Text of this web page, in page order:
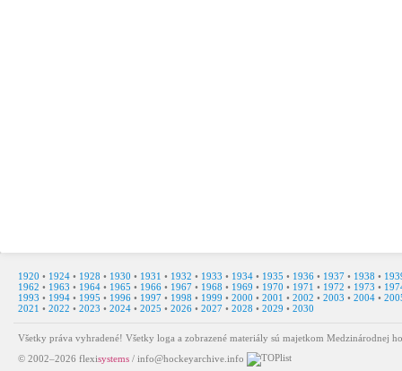
1920 • 1924 • 1928 • 1930 • 1931 • 1932 • 1933 • 1934 • 1935 • 1936 • 1937 • 1938 •
1962 • 1963 • 1964 • 1965 • 1966 • 1967 • 1968 • 1969 • 1970 • 1971 • 1972 • 1973 •
1993 • 1994 • 1995 • 1996 • 1997 • 1998 • 1999 • 2000 • 2001 • 2002 • 2003 • 2004 •
2021 • 2022 • 2023 • 2024 • 2025 • 2026 • 2027 • 2028 • 2029 • 2030
Všetky práva vyhradené! Všetky loga a zobrazené materiály sú majetkom
© 2002–2026 flexisystems / info@hockeyarchive.info